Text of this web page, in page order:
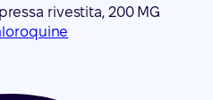
rivestita, 200 MG